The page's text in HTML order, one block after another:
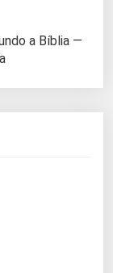
a Bíblia —